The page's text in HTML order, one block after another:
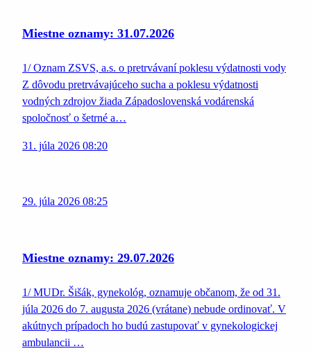
Miestne oznamy: 31.07.2026
1/ Oznam ZSVS, a.s. o pretrvávaní poklesu výdatnosti vody
Z dôvodu pretrvávajúceho sucha a poklesu výdatnosti
vodných zdrojov žiada Západoslovenská vodárenská
spoločnosť o šetrné a…
31. júla 2026 08:20
29. júla 2026 08:25
Miestne oznamy: 29.07.2026
1/ MUDr. Šišák, gynekológ, oznamuje občanom, že od 31.
júla 2026 do 7. augusta 2026 (vrátane) nebude ordinovať. V
akútnych prípadoch ho budú zastupovať v gynekologickej
ambulancii …